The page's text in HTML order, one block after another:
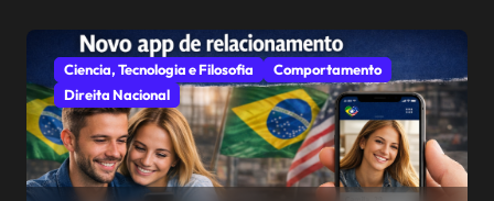
Ciencia, Tecnologia e Filosofia
Comportamento
Direita Nacional